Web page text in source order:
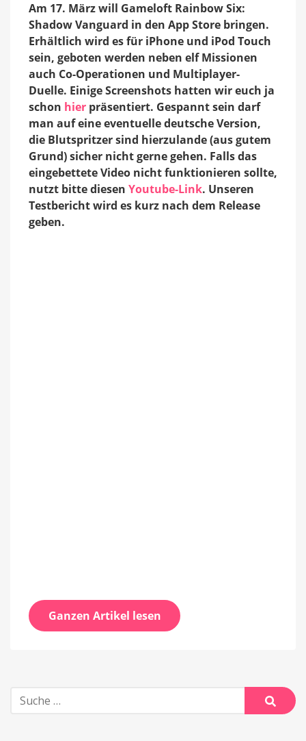
am
17.
März
Am 17. März will Gameloft Rainbow Six:
Shadow Vanguard in den App Store bringen.
Erhältlich wird es für iPhone und iPod Touch
sein, geboten werden neben elf Missionen
auch Co-Operationen und Multiplayer-
Duelle. Einige Screenshots hatten wir euch ja
schon hier präsentiert. Gespannt sein darf
man auf eine eventuelle deutsche Version,
die Blutspritzer sind hierzulande (aus gutem
Grund) sicher nicht gerne gehen. Falls das
eingebettete Video nicht funktionieren sollte,
nutzt bitte diesen Youtube-Link. Unseren
Testbericht wird es kurz nach dem Release
geben.
Ganzen Artikel lesen
Suche
nach:
Suche